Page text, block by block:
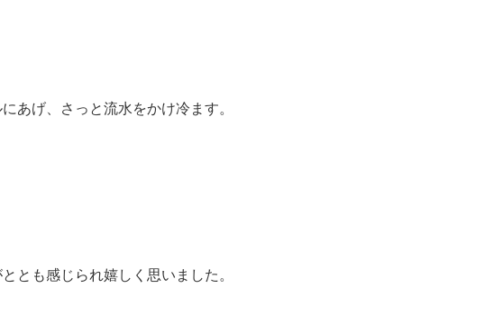
げ、さっと流水をかけ冷ます。
とも感じられ嬉しく思いました。